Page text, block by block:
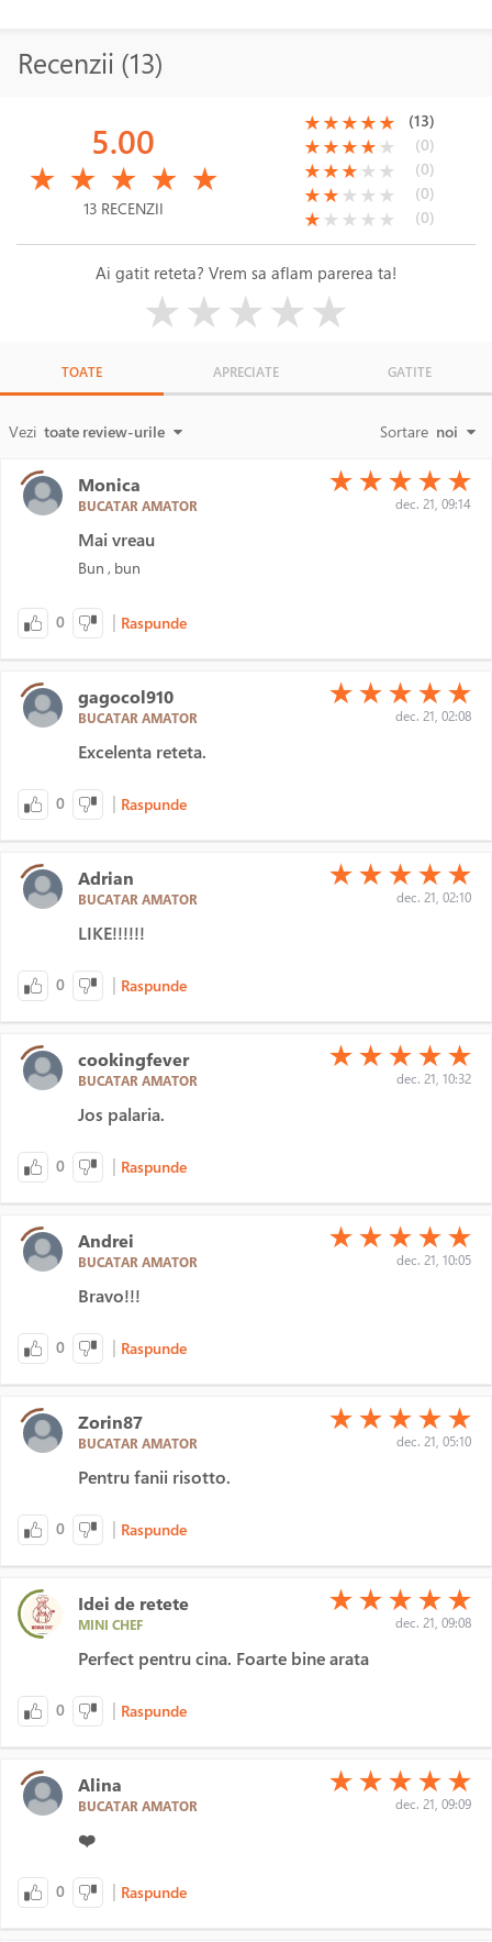
Recenzii (13)
5.00
★ ★ ★ ★ ★
13 RECENZII
(*)
★(*)
★(*)
★(*)
★(*)
★ (13)
(*)
★(*)
★(*)
★(*)
★( )
★ (0)
(*)
★(*)
★(*)
★( )
★ ( )
★ (0)
(*)
★(*)
★( )
★ ( )
★ ( )
★ (0)
(*)
★( )
★ ( )
★ ( )
★ ( )
★ (0)
Ai gatit reteta? Vrem sa aflam parerea ta!
★★★★★
TOATE APRECIATE GATITE
Vezi toate review-urile Sortare noi
Monica
BUCATAR AMATOR
(*)
★ (*)
★ (*)
★ (*)
★ (*)
★
dec. 21, 09:14
Mai vreau
Bun , bun
0 | Raspunde
gagocol910
BUCATAR AMATOR
(*)
★ (*)
★ (*)
★ (*)
★ (*)
★
dec. 21, 02:08
Excelenta reteta.
0 | Raspunde
Adrian
BUCATAR AMATOR
(*)
★ (*)
★ (*)
★ (*)
★ (*)
★
dec. 21, 02:10
LIKE!!!!!!
0 | Raspunde
cookingfever
BUCATAR AMATOR
(*)
★ (*)
★ (*)
★ (*)
★ (*)
★
dec. 21, 10:32
Jos palaria.
0 | Raspunde
Andrei
BUCATAR AMATOR
(*)
★ (*)
★ (*)
★ (*)
★ (*)
★
dec. 21, 10:05
Bravo!!!
0 | Raspunde
Zorin87
BUCATAR AMATOR
(*)
★ (*)
★ (*)
★ (*)
★ (*)
★
dec. 21, 05:10
Pentru fanii risotto.
0 | Raspunde
Idei de retete
MINI CHEF
(*)
★ (*)
★ (*)
★ (*)
★ (*)
★
dec. 21, 09:08
Perfect pentru cina. Foarte bine arata
0 | Raspunde
Alina
BUCATAR AMATOR
(*)
★ (*)
★ (*)
★ (*)
★ (*)
★
dec. 21, 09:09
❤️
0 | Raspunde